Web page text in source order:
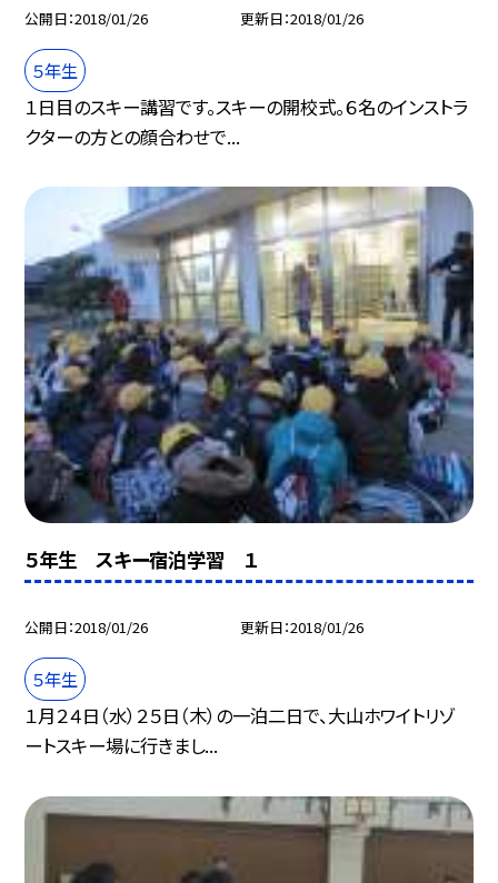
公開日 2018/01/26 更新日 2018/01/26
５年生
１日目のスキー講習です。スキーの開校式。６名のインストラ
クターの方との顔合わせで...
５年生 スキー宿泊学習 １
公開日 2018/01/26 更新日 2018/01/26
５年生
１月２４日（水）２５日（木）の一泊二日で、大山ホワイトリゾ
ートスキー場に行きまし...